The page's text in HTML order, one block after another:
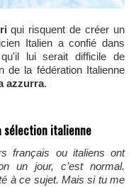
qui risquent de créer un
Italien a confié dans
qu'il lui serait difficile de
de la fédération Italienne
azzurra.
sélection italienne
un jour, c’est normal.
à ce sujet. Mais si tu me